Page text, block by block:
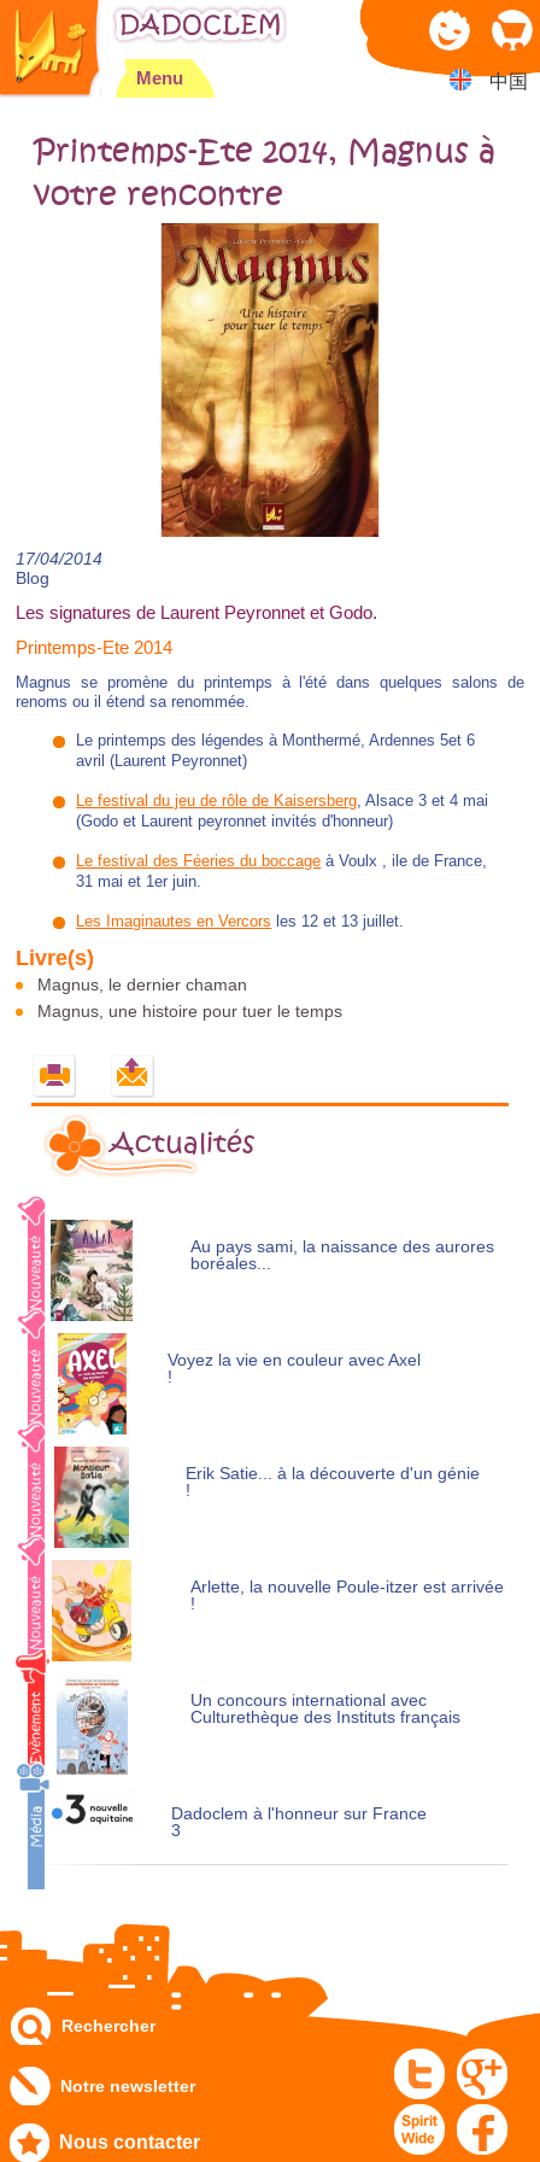
Jump to navigation
Menu 中国
Printemps-Ete 2014, Magnus à
votre rencontre
17/04/2014
Blog
Les signatures de Laurent Peyronnet et Godo.
Printemps-Ete 2014
Magnus se promène du printemps à l'été dans quelques salons de
renoms ou il étend sa renommée.
Le printemps des légendes à Monthermé, Ardennes 5et 6
avril (Laurent Peyronnet)
Le festival du jeu de rôle de Kaisersberg, Alsace 3 et 4 mai
(Godo et Laurent peyronnet invités d'honneur)
Le festival des Féeries du boccage à Voulx , ile de France,
31 mai et 1er juin.
Les Imaginautes en Vercors les 12 et 13 juillet.
Magnus, le dernier chaman
Magnus, une histoire pour tuer le temps
Actualités
Au pays sami, la naissance des aurores
boréales...
Voyez la vie en couleur avec Axel
!
Erik Satie... à la découverte d'un génie
!
Arlette, la nouvelle Poule-itzer est arrivée
!
Un concours international avec
Culturethèque des Instituts français
Dadoclem à l'honneur sur France
3
Notre newsletter
Nous contacter
Rechercher